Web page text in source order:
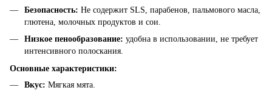
Безопасность: Не содержит SLS, парабенов, пальмового масла,
глютена, молочных продуктов и сои.
Низкое пенообразование: удобна в использовании, не требует
интенсивного полоскания.
Основные характеристики:
Вкус: Мягкая мята.